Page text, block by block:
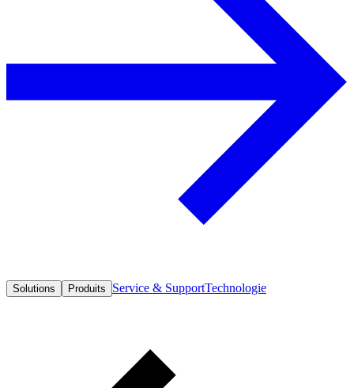
Solutions Produits Service & SupportTechnologie